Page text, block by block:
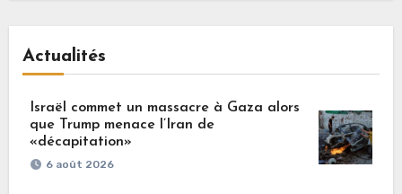
Actualités
Israël commet un massacre à Gaza alors
que Trump menace l’Iran de
«décapitation»
6 août 2026